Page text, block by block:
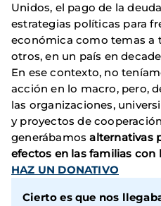
Unidos, el pago de la
estrategias políticas para
económica como temas a
otros, en un país en
En ese contexto, no
acción en lo macro, pero,
las organizaciones,
y proyectos de
generábamosalternativas
efectos en las familias con
HAZ UN DONATIVO
Cierto es que nos